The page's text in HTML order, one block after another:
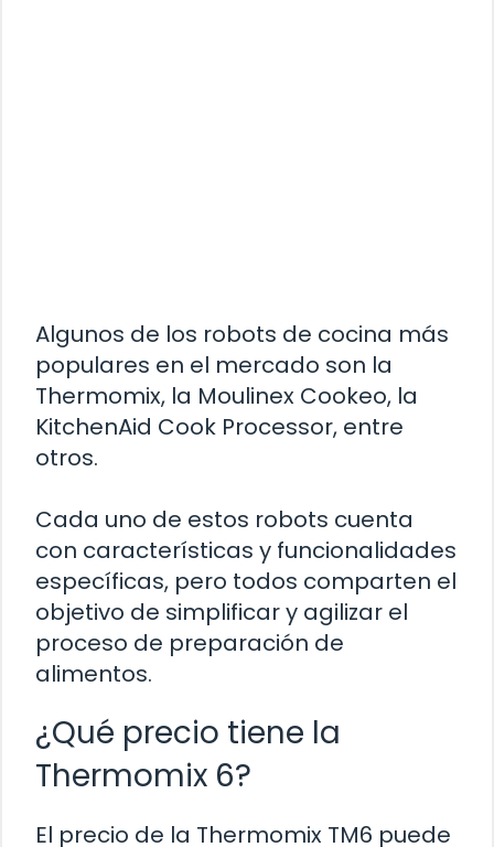
Algunos de los robots de cocina más
populares en el mercado son la
Thermomix, la Moulinex Cookeo, la
KitchenAid Cook Processor, entre
otros.
Cada uno de estos robots cuenta
con características y funcionalidades
específicas, pero todos comparten el
objetivo de simplificar y agilizar el
proceso de preparación de
alimentos.
¿Qué precio tiene la
Thermomix 6?
El precio de la Thermomix TM6 puede